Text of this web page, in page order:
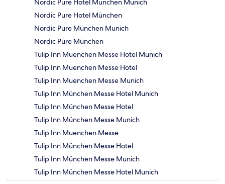
Nordic Pure Hotel München Munich
Nordic Pure Hotel München
Nordic Pure München Munich
Nordic Pure München
Tulip Inn Muenchen Messe Hotel Munich
Tulip Inn Muenchen Messe Hotel
Tulip Inn Muenchen Messe Munich
Tulip Inn München Messe Hotel Munich
Tulip Inn München Messe Hotel
Tulip Inn München Messe Munich
Tulip Inn Muenchen Messe
Tulip Inn München Messe Hotel
Tulip Inn München Messe Munich
Tulip Inn München Messe Hotel Munich